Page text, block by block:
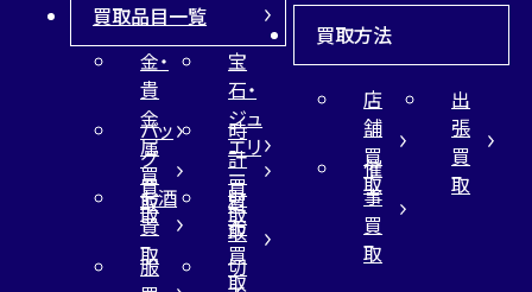
買取品目一覧
金・
貴
金
属
買
取
宝
石・
ジュ
エリ
ー
買
取
バッ
グ
買
取
時
計
買
取
お酒
買
取
財
布
買
取
服
切
買取方法
店
舗
買
取
出
張
買
取
催
事
買
取